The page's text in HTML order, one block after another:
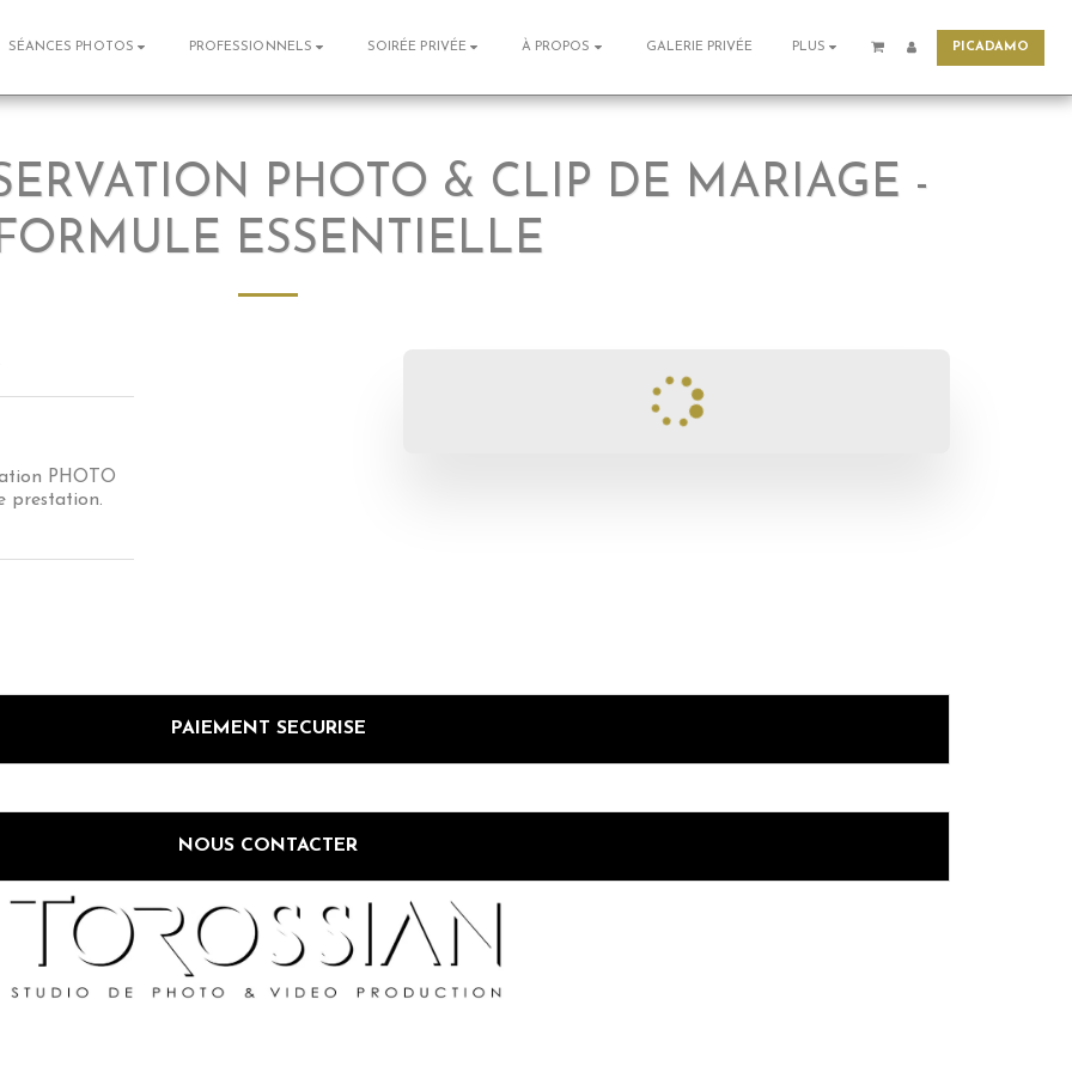
SÉANCES PHOTOS PROFESSIONNELS SOIRÉE PRIVÉE À PROPOS GALERIE PRIVÉE PLUS PICADAMO
PHOTO & CLIP DE MARIAGE -
ESSENTIELLE
PHOTO
prestation.
PAIEMENT SECURISE
NOUS CONTACTER